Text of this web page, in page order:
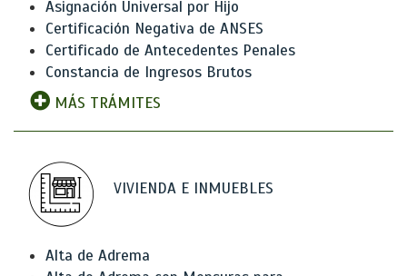
Asignación Universal por Hijo
Certificación Negativa de ANSES
Certificado de Antecedentes Penales
Constancia de Ingresos Brutos
MÁS TRÁMITES
VIVIENDA E INMUEBLES
Alta de Adrema